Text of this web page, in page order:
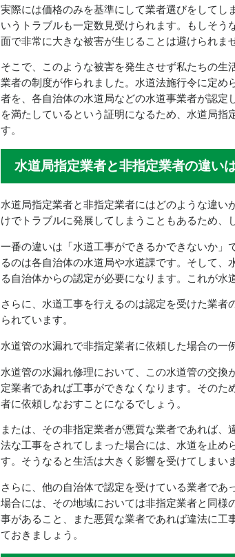
実際には価格のみを基準にして業者選びをしてし
いうトラブルも一定数見受けられます。もしそ
面で非常に大きな被害が生じることは避けられま
そこで、このような被害を発生させず私たちの
業者の制度が作られました。水道法施行令に定め
者を、各自治体の水道局などの水道事業者が認
を満たしているという証明になるため、水道局
す。
水道局指定業者と非指定業者の違い
水道局指定業者と非指定業者にはどのような違
けでトラブルに発展してしまうこともあるため、
一番の違いは「水道工事ができるかできないか」
るのは各自治体の水道局や水道課です。そして
る自治体からの認定が必要になります。これが水
さらに、水道工事を行えるのは認定を受けた業
られています。
水道管の水漏れで非指定業者に依頼した場合の一
水道管の水漏れ修理において、この水道管の交
定業者であれば工事ができなくなります。その
者に依頼しなおすことになるでしょう。
または、その非指定業者が悪質な業者であれば
法な工事をされてしまった場合には、水道を止め
す。そうなると生活は大きく影響を受けてしまい
さらに、他の自治体で認定を受けている業者で
場合には、その地域においては非指定業者と同様
事があること、また悪質な業者であれば違法に工
ておきましょう。